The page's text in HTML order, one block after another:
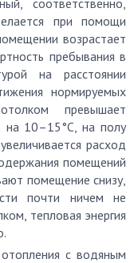
соответственно,
при помощи
возрастает
пребывания в
на расстоянии
нормируемых
превышает
на 10–15°С, на полу
расход
помещений
помещение снизу,
почти ничем не
тепловая энергия
с водяным